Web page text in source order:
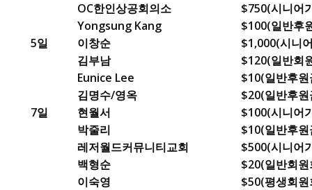
OC한인상공회의소
$750(시니어
Yongsung Kang
$100(일반후
5일
이창순
$1,000(시니
김부남
$120(일반회
Eunice Lee
$10(일반후
김명수/영옥
$20(일반후
7일
현월서
$100(시니어
박줄리
$10(일반후
레저월드커뮤니티교회
$500(시니어
백형순
$20(일반회
이숙영
$50(평생회